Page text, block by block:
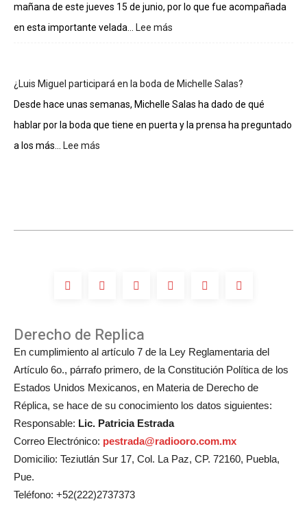
La
mañana de este jueves 15 de junio, por lo que fue acompañada
en esta importante velada...
Lee más
al
Salón
la
¿Luis Miguel participará en la boda de Michelle Salas?
Desde hace unas semanas, Michelle Salas ha dado de qué
hablar por la boda que tiene en puerta y la prensa ha preguntado
a los más...
Lee más
boda
Derecho de Replica
En cumplimiento al artículo 7 de la Ley Reglamentaria del
Artículo 6o., párrafo primero, de la Constitución Política de los
Estados Unidos Mexicanos, en Materia de Derecho de
Réplica, se hace de su conocimiento los datos siguientes:
Responsable: Lic. Patricia Estrada
Correo Electrónico: pestrada@radiooro.com.mx
Domicilio: Teziutlán Sur 17, Col. La Paz, CP. 72160, Puebla,
Pue.
Teléfono: +52(222)2737373